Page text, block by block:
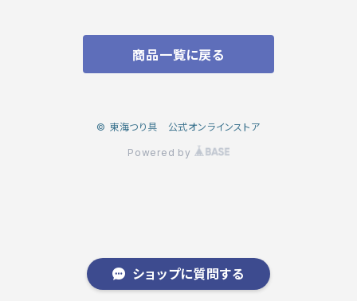
ショップに質問する
商品一覧に戻る
© 東海つり具 公式オンラインストア
Powered by